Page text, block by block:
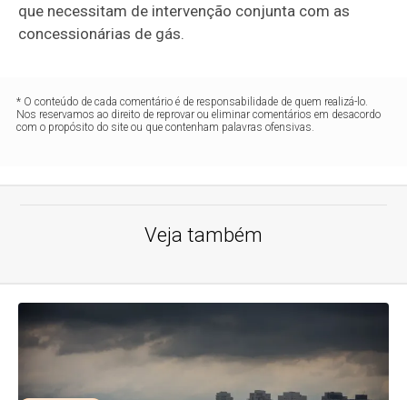
que necessitam de intervenção conjunta com as
concessionárias de gás.
* O conteúdo de cada comentário é de responsabilidade de quem realizá-lo.
Nos reservamos ao direito de reprovar ou eliminar comentários em desacordo
com o propósito do site ou que contenham palavras ofensivas.
Veja também